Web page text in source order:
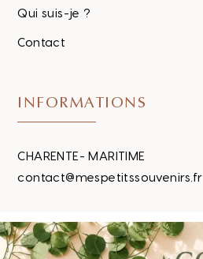
Qui suis-je ?
Contact
INFORMATIONS
CHARENTE- MARITIME
contact@mespetitssouvenirs.fr